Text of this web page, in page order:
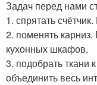
Задач перед нами
1. спрятать
2. поменять
кухонных шкафов.
3. подобрать
объединить весь